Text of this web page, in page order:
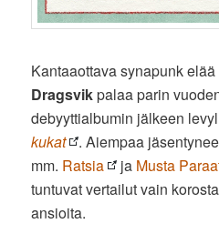
Kantaaottava synapunk
Dragsvikpalaa parin
debyyttialbumin jälkeen
kukat
. Aiempaa
mm. Ratsia ja Musta
tuntuvat vertailut vain
ansioita.